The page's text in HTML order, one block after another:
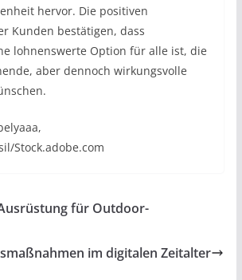
hervor. Die positiven
Kunden bestätigen, dass
lohnenswerte Option für alle ist, die
aber dennoch wirkungsvolle
Stock.adobe.com
für Outdoor-
im digitalen Zeitalter